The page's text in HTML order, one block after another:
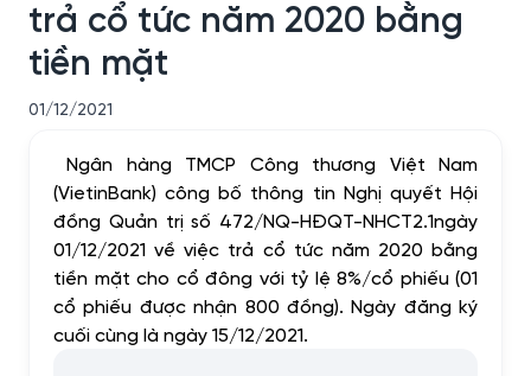
trả cổ tức năm 2020 bằng
tiền mặt
01/12/2021
Ngân hàng TMCP Công thương Việt Nam
(VietinBank) công bố thông tin Nghị quyết Hội
đồng Quản trị số 472/NQ-HĐQT-NHCT2.1ngày
01/12/2021 về việc trả cổ tức năm 2020 bằng
tiền mặt cho cổ đông với tỷ lệ 8%/cổ phiếu (01
cổ phiếu được nhận 800 đồng).Ngày đăng ký
cuối cùng là ngày 15/12/2021.